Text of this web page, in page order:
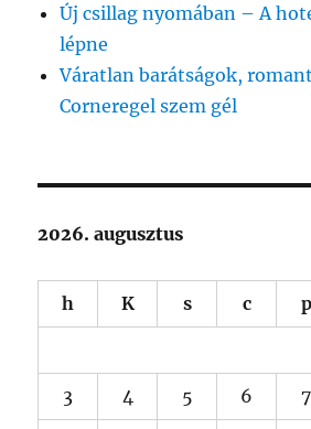
Új csillag nyomában – A
lépne
Váratlan barátságok,
Corneregel szem gél
2026. augusztus
h K s c p
3 4 5 6 7